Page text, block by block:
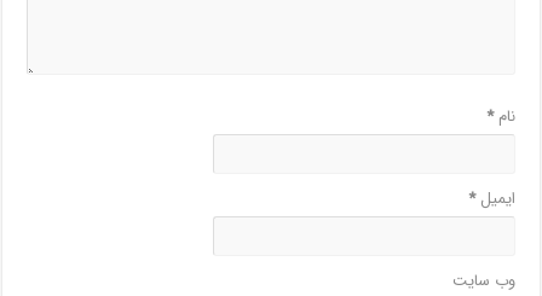
نام*
ایمیل*
وب‌ سایت